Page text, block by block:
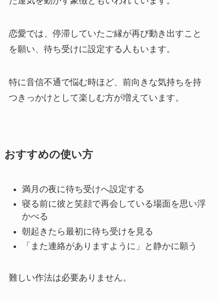
恋愛では、停滞していたご縁が再び動き出すこと
を願い、待ち受けに設定する人もいます。
特に音信不通で悩む時ほど、前向きな気持ちを持
つきっかけとして楽しむ方が増えています。
おすすめの使い方
満月の夜に待ち受けへ設定する
寝る前に彼と笑顔で再会している場面を思い浮
かべる
朝起きたら最初に待ち受けを見る
「また連絡がありますように」と静かに願う
難しい作法は必要ありません。